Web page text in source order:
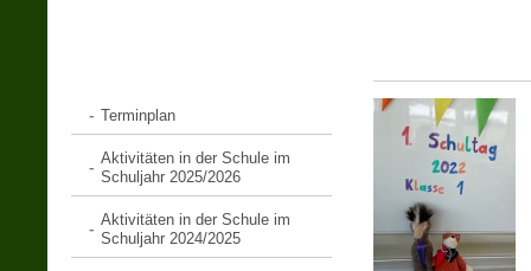
Terminplan
Aktivitäten in der Schule im
Schuljahr 2025/2026
Aktivitäten in der Schule im
Schuljahr 2024/2025